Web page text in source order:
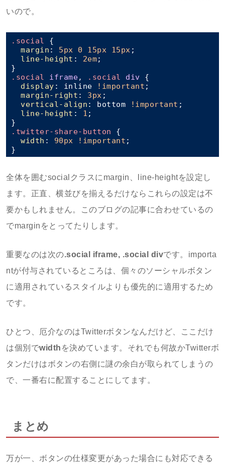
いので。
.social {
margin : 5px 0 15px 15px ;
line-height : 2em;
.social
iframe, .social div {
display : inline !important ;
margin-right : 3px ;
vertical-align : bottom !important ;
line-height : 1 ;
.twitter-share-button {
width : 90px !important ;
全体を囲むsocialクラスにmargin、line-heightを設定し
ます。正直、横並びを揃えるだけならこれらの設定は不
要かもしれません。このブログの記事に合わせているの
でmarginをとってたりします。
重要なのは次の.social iframe, .social divです。importa
ntが付与されているところは、個々のソーシャルボタン
に適用されているスタイルよりも優先的に適用するため
です。
ひとつ、厄介なのはTwitterボタンなんだけど、ここだけ
は個別でwidth を決めています。それでも何故かTwitterボ
タンだけはボタンの右側に謎の余白が取られてしまうの
で、一番右に配置することにしてます。
まとめ
万が一、ボタンの仕様変更があった場合にも対応できる